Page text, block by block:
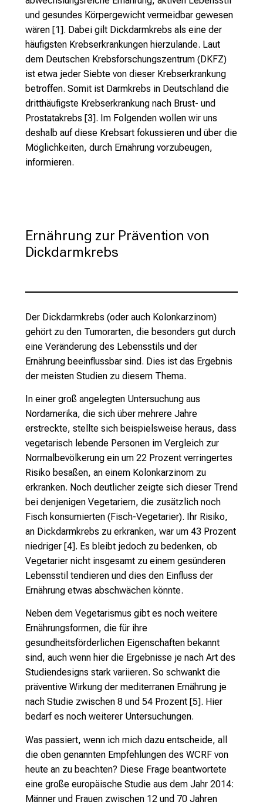
und gesundes Körpergewicht vermeidbar gewesen
wären [1]. Dabei gilt Dickdarmkrebs als eine der
häufigsten Krebserkrankungen hierzulande. Laut
dem Deutschen Krebsforschungszentrum (DKFZ)
ist etwa jeder Siebte von dieser Krebserkrankung
betroffen. Somit ist Darmkrebs in Deutschland die
dritthäufigste Krebserkrankung nach Brust- und
Prostatakrebs [3]. Im Folgenden wollen wir uns
deshalb auf diese Krebsart fokussieren und über die
Möglichkeiten, durch Ernährung vorzubeugen,
informieren.
Ernährung zur Prävention von
Dickdarmkrebs
Der Dickdarmkrebs (oder auch Kolonkarzinom)
gehört zu den Tumorarten, die besonders gut durch
eine Veränderung des Lebensstils und der
Ernährung beeinflussbar sind. Dies ist das Ergebnis
der meisten Studien zu diesem Thema.
In einer groß angelegten Untersuchung aus
Nordamerika, die sich über mehrere Jahre
erstreckte, stellte sich beispielsweise heraus, dass
vegetarisch lebende Personen im Vergleich zur
Normalbevölkerung ein um 22 Prozent verringertes
Risiko besaßen, an einem Kolonkarzinom zu
erkranken. Noch deutlicher zeigte sich dieser Trend
bei denjenigen Vegetariern, die zusätzlich noch
Fisch konsumierten (Fisch-Vegetarier). Ihr Risiko,
an Dickdarmkrebs zu erkranken, war um 43 Prozent
niedriger [4]. Es bleibt jedoch zu bedenken, ob
Vegetarier nicht insgesamt zu einem gesünderen
Lebensstil tendieren und dies den Einfluss der
Ernährung etwas abschwächen könnte.
Neben dem Vegetarismus gibt es noch weitere
Ernährungsformen, die für ihre
gesundheitsförderlichen Eigenschaften bekannt
sind, auch wenn hier die Ergebnisse je nach Art des
Studiendesigns stark variieren. So schwankt die
präventive Wirkung der mediterranen Ernährung je
nach Studie zwischen 8 und 54 Prozent [5]. Hier
bedarf es noch weiterer Untersuchungen.
Was passiert, wenn ich mich dazu entscheide, all
die oben genannten Empfehlungen des WCRF von
heute an zu beachten? Diese Frage beantwortete
eine große europäische Studie aus dem Jahr 2014:
Männer und Frauen zwischen 12 und 70 Jahren